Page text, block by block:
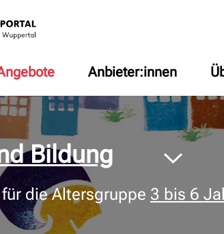
Anbieter:innen
Bildung
die Altersgruppe 3 bis 6